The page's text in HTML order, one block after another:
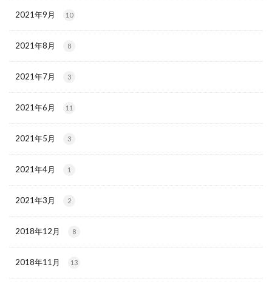
2021年9月 10
2021年8月 8
2021年7月 3
2021年6月 11
2021年5月 3
2021年4月 1
2021年3月 2
2018年12月 8
2018年11月 13